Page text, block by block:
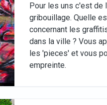
Pour les uns c'est de
gribouillage. Quelle
concernant les
dans la ville ? Vous
les 'pieces' et vous
empreinte.